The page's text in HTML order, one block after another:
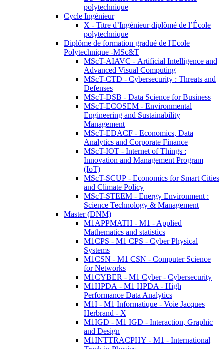
polytechnique
Cycle Ingénieur
X - Titre d’Ingénieur diplômé de l’École
polytechnique
Diplôme de formation gradué de l'Ecole
Polytechnique -MSc&T
MScT-AIAVC - Artificial Intelligence and
Advanced Visual Computing
MScT-CTD - Cybersecurity : Threats and
Defenses
MScT-DSB - Data Science for Business
MScT-ECOSEM - Environmental
Engineering and Sustainability
Management
MScT-EDACF - Economics, Data
Analytics and Corporate Finance
MScT-IOT - Internet of Things :
Innovation and Management Program
(IoT)
MScT-SCUP - Economics for Smart Cities
and Climate Policy
MScT-STEEM - Energy Environment :
Science Technology & Management
Master (DNM)
M1APPMATH - M1 - Applied
Mathematics and statistics
M1CPS - M1 CPS - Cyber Physical
Systems
M1CSN - M1 CSN - Computer Science
for Networks
M1CYBER - M1 Cyber - Cybersecurity
M1HPDA - M1 HPDA - High
Performance Data Analytics
M1I - M1 Informatique - Voie Jacques
Herbrand - X
M1IGD - M1 IGD - Interaction, Graphic
and Design
M1INTTRACPHY - M1 - International